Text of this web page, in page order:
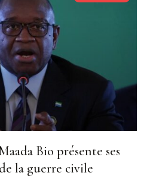
Bio présente ses
la guerre civile